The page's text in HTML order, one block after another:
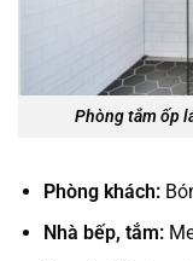
Phòng tắm ốp
Phòng khách:
Nhà bếp, tắm: